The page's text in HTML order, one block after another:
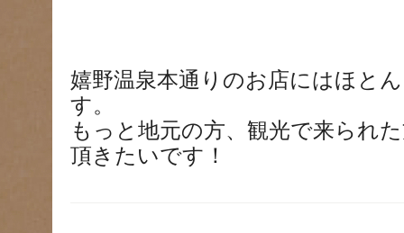
嬉野温泉本通りのお店にはほと
す。
もっと地元の方、観光で来られ
頂きたいです！